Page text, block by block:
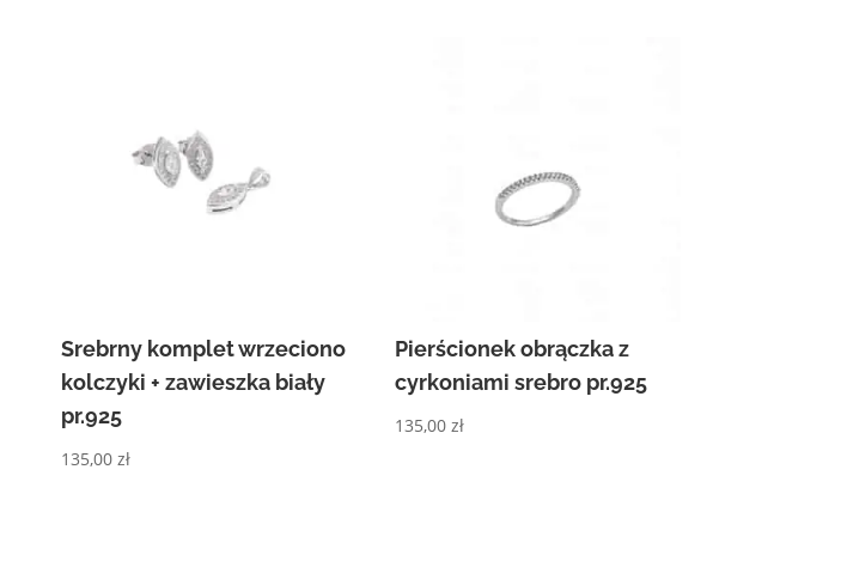
Srebrny komplet wrzeciono
kolczyki + zawieszka biały
pr.925
135,00zł
Pierścionek obrączka z
cyrkoniami srebro pr.925
135,00zł